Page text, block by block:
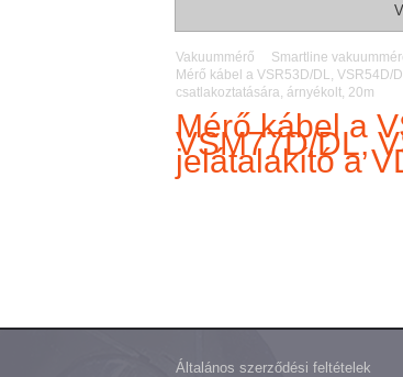
Vakuummérő Smartline
Mérő kábel a VSR53D/DL, VSR54D/
csatlakoztatására, árnyékolt, 20m
Mérő kábel a
VSM77D/DL,
jelátalakító a
Általános szerződési feltételek